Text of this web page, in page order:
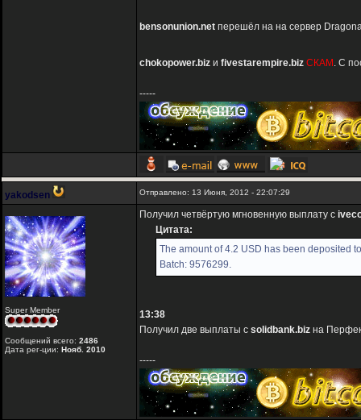
bensonunion.net перешёл на на сервер
chokopower.biz и fivestarempire.biz СКАМ . С
-----
yakodsen Отправлено: 13 Июня, 2012 - 22:07:29
Super Member
Сообщений всего: 2486
Дата рег-ции: Нояб. 2010
Получил четвёртую мгновенную выплату с
Цитата:
The amount of 4.2 USD has been deposited
Batch: 9576299.
13:38
Получил две выплаты с solidbank.biz на
-----